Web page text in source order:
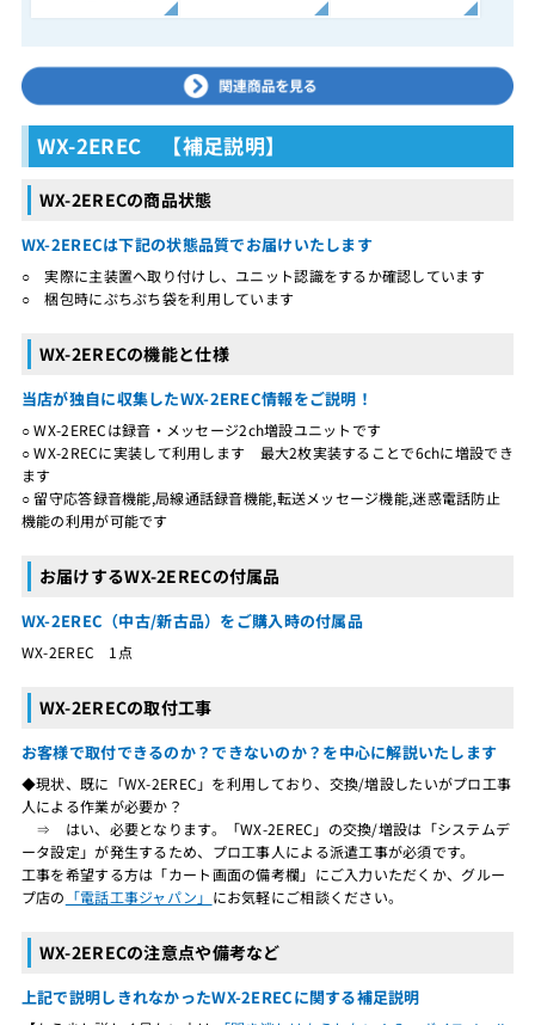
WX-2EREC 【補足説明】
WX-2ERECの商品状態
WX-2ERECは下記の状態品質でお届けいたします
○ 実際に主装置へ取り付けし、ユニット認識をするか確認しています
○ 梱包時にぷちぷち袋を利用しています
WX-2ERECの機能と仕様
当店が独自に収集したWX-2EREC情報をご説明！
○ WX-2ERECは録音・メッセージ2ch増設ユニットです
○ WX-2RECに実装して利用します 最大2枚実装することで6chに増設でき
ます
○ 留守応答録音機能,局線通話録音機能,転送メッセージ機能,迷惑電話防止
機能の利用が可能です
お届けするWX-2ERECの付属品
WX-2EREC（中古/新古品）をご購入時の付属品
WX-2EREC 1点
WX-2ERECの取付工事
お客様で取付できるのか？できないのか？を中心に解説いたします
◆現状、既に「WX-2EREC」を利用しており、交換/増設したいがプロ工事
人による作業が必要か？
⇒ はい、必要となります。「WX-2EREC」の交換/増設は「システムデ
ータ設定」が発生するため、プロ工事人による派遣工事が必須です。
工事を希望する方は「カート画面の備考欄」にご入力いただくか、グルー
プ店の 「電話工事ジャパン」 にお気軽にご相談ください。
WX-2ERECの注意点や備考など
上記で説明しきれなかったWX-2ERECに関する補足説明